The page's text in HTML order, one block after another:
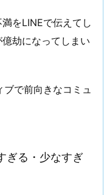
をLINEで伝えてし
劫になってしまい
で前向きなコミュ
ぎる・少なすぎ